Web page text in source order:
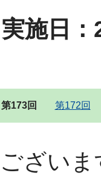
実施日：
第173回 第172回
ざいま